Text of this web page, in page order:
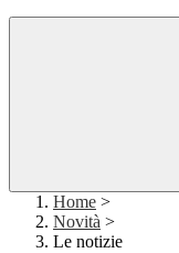
Home >
Novità >
Le notizie